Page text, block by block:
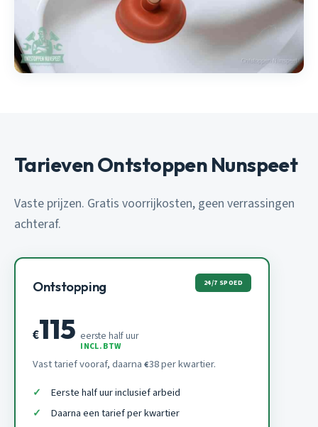
Tarieven Ontstoppen Nunspeet
Vaste prijzen. Gratis voorrijkosten, geen verrassingen
achteraf.
Ontstopping 24/7 SPOED
€115 eerste half uur
INCL. BTW
Vast tarief vooraf, daarna €38 per kwartier.
Eerste half uur inclusief arbeid
Daarna een tarief per kwartier